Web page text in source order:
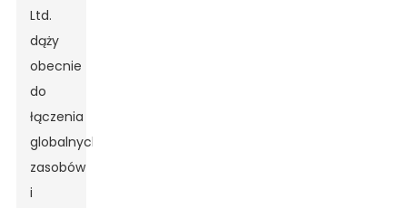
Ltd.
dąży
obecnie
do
łączenia
globalnych
zasobów
i